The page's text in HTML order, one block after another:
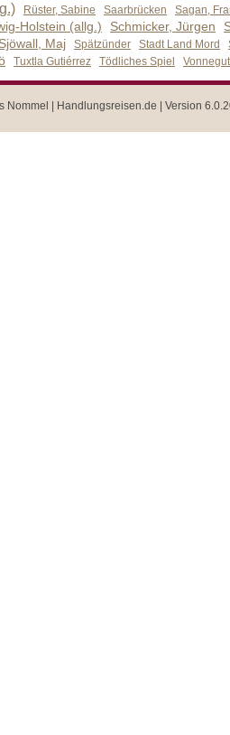
Rüster, Sabine Saarbrücken
Sagan,
Holstein (allg.) Schmicker, Jürgen
Sjöwall, Maj Spätzünder Stadt Land Mord
Tuxtla Gutiérrez Tödliches Spiel
Nommel | Handlungsreisen.de | Version